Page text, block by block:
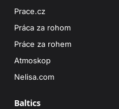
Prace.cz
Práca za rohom
Práce za rohem
Atmoskop
Nelisa.com
Baltics